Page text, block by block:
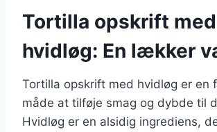
Tortilla opskrift med
hvidløg: En lækker
Tortilla opskrift med hvidløg er en
måde at tilføje smag og dybde til
Hvidløg er en alsidig ingrediens,